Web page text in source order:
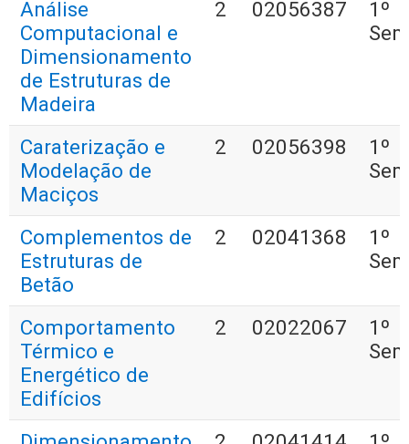
Análise
Computacional e
Dimensionamento
de Estruturas de
Madeira
2 02056387
1º
Caraterização e
Modelação de
Maciços
2 02056398
1º
Complementos de
Estruturas de
Betão
2 02041368
1º
Comportamento
Térmico e
Energético de
Edifícios
2 02022067
1º